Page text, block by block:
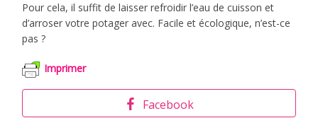
Pour cela, il suffit de laisser refroidir l’eau de cuisson et
d’arroser votre potager avec. Facile et écologique, n’est-ce
pas ?
Imprimer
Facebook